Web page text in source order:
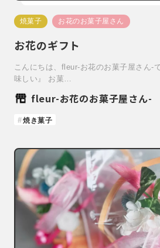
焼菓子 お花のお菓子屋さん
お花のギフト
こんにちは、fleur-お花のお菓子屋さん-
味しい』 お菓…
fleur-お花のお菓子屋さん-
焼き菓子